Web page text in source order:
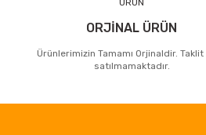
ORJİNAL ÜRÜN
Ürünlerimizin Tamamı Orjinaldir. Taklit
satılmamaktadır.